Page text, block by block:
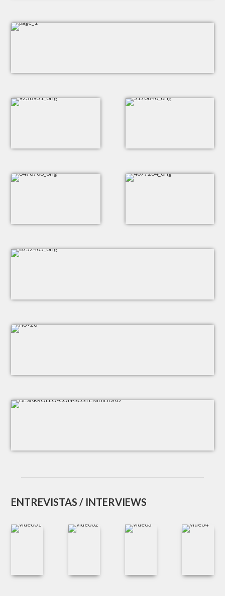
ENTREVISTAS / INTERVIEWS